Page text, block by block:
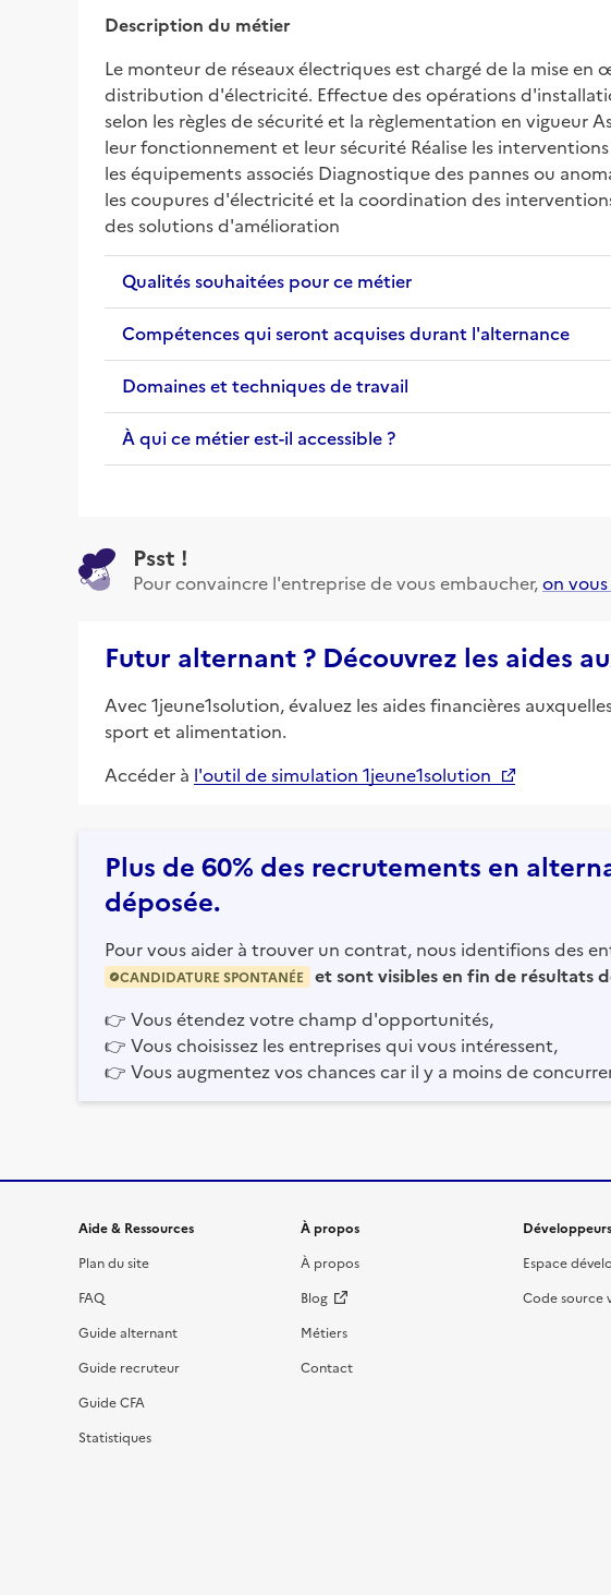
Description du métier
Le monteur de réseaux électriques est chargé de la mise
distribution d'électricité. Effectue des opérations
selon les règles de sécurité et la règlementation en
leur fonctionnement et leur sécurité Réalise les
les équipements associés Diagnostique des pannes ou
les coupures d'électricité et la coordination des
des solutions d'amélioration
Qualités souhaitées pour ce métier
Compétences qui seront acquises durant l'alternance
Domaines et techniques de travail
À qui ce métier est-il accessible ?
Psst !
Pour convaincre l'entreprise de vous embaucher,on
Futur alternant ? Découvrez les aides
Avec 1jeune1solution, évaluez les aides financières
sport et alimentation.
Accéder à l'outil de simulation 1jeune1solution
Plus de 60% des recrutements en
déposée.
Pour vous aider à trouver un contrat, nous identifions des
CANDIDATURE SPONTANÉE
et sont visibles en fin de résultats
👉 Vous étendez votre champ d'opportunités,
👉 Vous choisissez les entreprises qui vous intéressent,
👉 Vous augmentez vos chances car il y a moins de
Informations et liens du site
Aide & Ressources
Plan du site
FAQ
Guide alternant
Guide recruteur
Guide CFA
Statistiques
À propos
À propos
Blog
Métiers
Contact
Développeurs
Espace
Code source